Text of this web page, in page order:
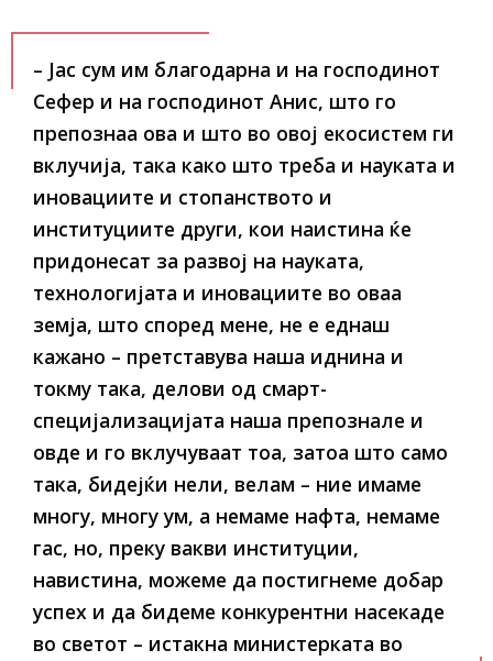
– Јас сум им благодарна и на господинот
Сефер и на господинот Анис, што го
препознаа ова и што во овој екосистем ги
вклучија, така како што треба и науката и
иновациите и стопанството и
институциите други, кои наистина ќе
придонесат за развој на науката,
технологијата и иновациите во оваа
земја, што според мене, не е еднаш
кажано – претставува наша иднина и
токму така, делови од смарт-
специјализацијата наша препознале и
овде и го вклучуваат тоа, затоа што само
така, бидејќи нели, велам – ние имаме
многу, многу ум, а немаме нафта, немаме
гас, но, преку вакви институции,
навистина, можеме да постигнеме добар
успех и да бидеме конкурентни насекаде
во светот – истакна министерката во